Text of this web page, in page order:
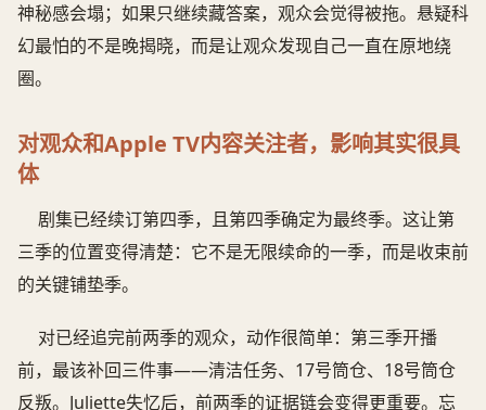
神秘感会塌；如果只继续藏答案，观众会觉得被拖。悬疑科
幻最怕的不是晚揭晓，而是让观众发现自己一直在原地绕
圈。
对观众和Apple TV内容关注者，影响其实很具
体
剧集已经续订第四季，且第四季确定为最终季。这让第
三季的位置变得清楚：它不是无限续命的一季，而是收束前
的关键铺垫季。
对已经追完前两季的观众，动作很简单：第三季开播
前，最该补回三件事——清洁任务、17号筒仓、18号筒仓
反叛。Juliette失忆后，前两季的证据链会变得更重要。忘